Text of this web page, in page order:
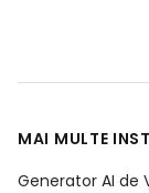
MAI MULTE
Generator AI de